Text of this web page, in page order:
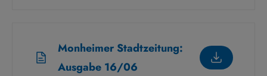
Monheimer Stadtzeitung:
Ausgabe 16/06